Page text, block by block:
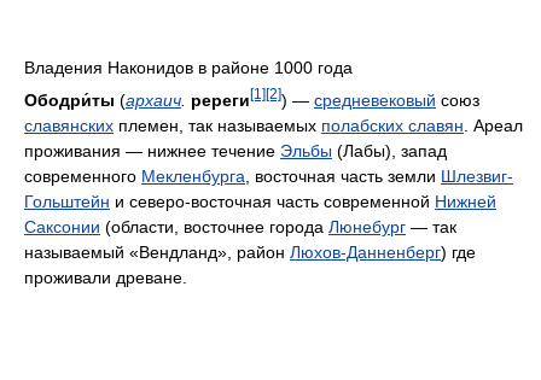
Владения Наконидов в районе 1000 года
Ободри́ты (архаич ререги [1] [2]) — средневековый союз
славянских племен, так называемых полабских славян . Ареал
проживания — нижнее течение Эльбы (Лабы), запад
современного Мекленбурга , восточная часть земли Шлезвиг-
Гольштейн и северо-восточная часть современной Нижней
Саксонии (области, восточнее города Люнебург — так
называемый «Вендланд», район Люхов-Данненберг) где
проживали древане.